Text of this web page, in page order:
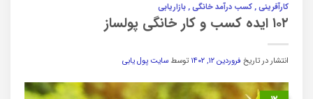
کارآفرینی , کسب درآمد خانگی , بازاریابی
۱۰۲ ایده کسب و کار خانگی پولساز
انتشار در تاریخ فروردین ۱۲, ۱۴۰۲ توسط سایت پول یابی